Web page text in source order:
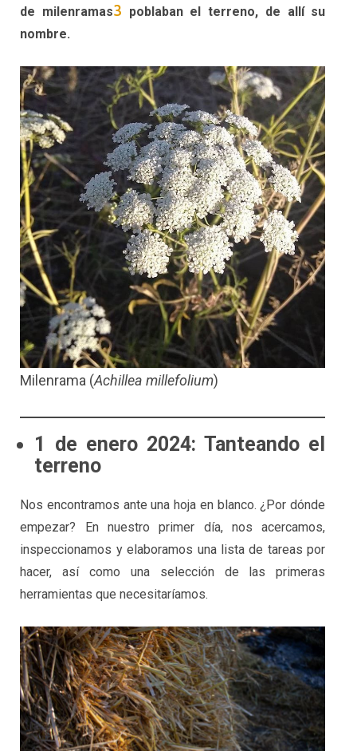
de milenramas3 poblaban el terreno, de allí su
nombre.
Milenrama (Achillea millefolium)
1 de enero 2024: Tanteando el
terreno
Nos encontramos ante una hoja en blanco. ¿Por dónde
empezar? En nuestro primer día, nos acercamos,
inspeccionamos y elaboramos una lista de tareas por
hacer, así como una selección de las primeras
herramientas que necesitaríamos.